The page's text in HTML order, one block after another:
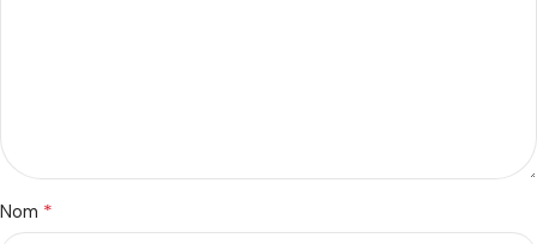
Nom *